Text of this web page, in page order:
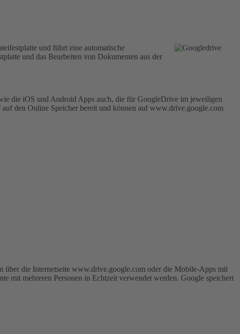
und führt eine automatische
und das Bearbeiten von Dokumenten aus der
die iOS und Android Apps auch, die für GoogleDrive im jeweiligen
den Online Speicher bereit und können auf www.drive.google.com
die Internetseite www.drive.google.com oder die Mobile-Apps mit
mit mehreren Personen in Echtzeit verwendet werden. Google speichert